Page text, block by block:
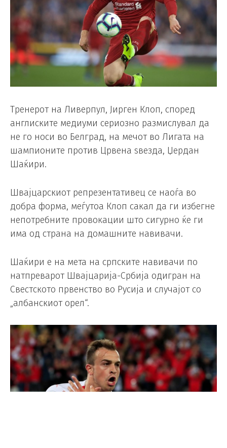
Тренерот на Ливерпул, Јирген Клоп, според
англиските медиуми сериозно размислувал да
не го носи во Белград, на мечот во Лигата на
шампионите против Црвена ѕвезда, Џердан
Шаќири.
Швајцарскиот репрезентативец се наоѓа во
добра форма, меѓутоа Клоп сакал да ги избегне
непотребните провокации што сигурно ќе ги
има од страна на домашните навивачи.
Шаќири е на мета на српските навивачи по
натпреварот Швајцарија-Србија одигран на
Свестското првенство во Русија и случајот со
„албанскиот орел“.